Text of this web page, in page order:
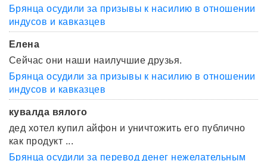
Брянца осудили за призывы к насилию в отношении
индусов и кавказцев
Елена
Сейчас они наши наилучшие друзья.
Брянца осудили за призывы к насилию в отношении
индусов и кавказцев
кувалда вялого
дед хотел купил айфон и уничтожить его публично
как продукт ...
Брянца осудили за перевод денег нежелательным